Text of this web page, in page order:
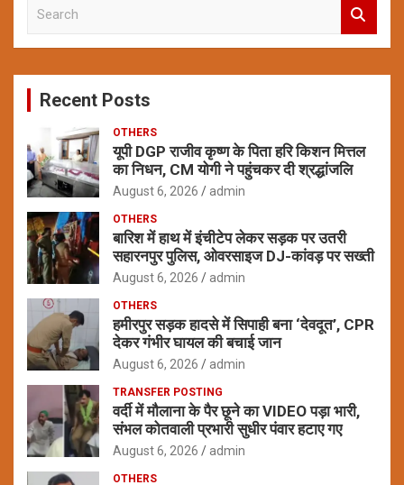
c
Recent Posts
OTHERS
यूपी DGP राजीव कृष्ण के पिता हरि किशन मित्तल
का निधन, CM योगी ने पहुंचकर दी श्रद्धांजलि
August 6, 2026 admin
OTHERS
बारिश में हाथ में इंचीटेप लेकर सड़क पर उतरी
सहारनपुर पुलिस, ओवरसाइज DJ-कांवड़ पर सख्ती
August 6, 2026 admin
OTHERS
हमीरपुर सड़क हादसे में सिपाही बना ‘देवदूत’, CPR
देकर गंभीर घायल की बचाई जान
August 6, 2026 admin
TRANSFER POSTING
वर्दी में मौलाना के पैर छूने का VIDEO पड़ा भारी,
संभल कोतवाली प्रभारी सुधीर पंवार हटाए गए
August 6, 2026 admin
OTHERS